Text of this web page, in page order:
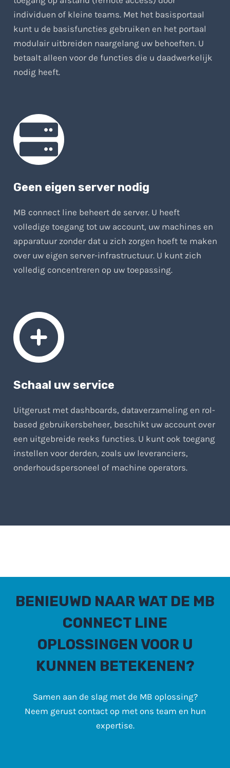
individuen of kleine teams. Met het basisportaal
kunt u de basisfuncties gebruiken en het portaal
modulair uitbreiden naargelang uw behoeften. U
betaalt alleen voor de functies die u daadwerkelijk
nodig heeft.
Geen eigen server nodig
MB connect line beheert de server. U heeft
volledige toegang tot uw account, uw machines en
apparatuur zonder dat u zich zorgen hoeft te maken
over uw eigen server-infrastructuur. U kunt zich
volledig concentreren op uw toepassing.
Schaal uw service
Uitgerust met dashboards, dataverzameling en rol-
based gebruikersbeheer, beschikt uw account over
een uitgebreide reeks functies. U kunt ook toegang
instellen voor derden, zoals uw leveranciers,
onderhoudspersoneel of machine operators.
BENIEUWD NAAR WAT DE MB
CONNECT LINE
OPLOSSINGEN VOOR U
KUNNEN BETEKENEN?
Samen aan de slag met de MB oplossing?
Neem gerust contact op met ons team en hun
expertise.